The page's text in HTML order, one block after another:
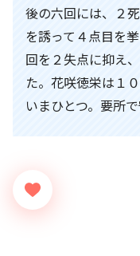
後の六回には、２
を誘って４点目を
回を２失点に抑え
た。花咲徳栄は１
いまひとつ。要所